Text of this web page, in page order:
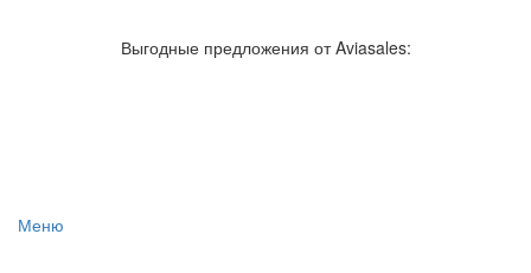
Отзывы об аэропортах
Отслеживание самолетов онлайн
Поиск авиакасс
Выгодные предложения от Aviasales:
Меню